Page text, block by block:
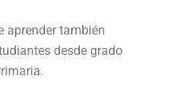
aprender también
desde grado